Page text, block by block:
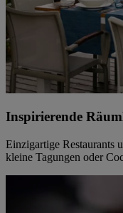
Inspirierende
Einzigartige Restaurants
kleine Tagungen oder